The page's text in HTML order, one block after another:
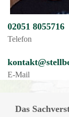
02051 8055716
Telefon
E-Mail
Das